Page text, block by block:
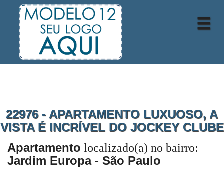
22976 - APARTAMENTO LUXUOSO, A
VISTA É INCRÍVEL DO JOCKEY CLUBE
Apartamento localizado(a) no bairro:
Jardim Europa - São Paulo